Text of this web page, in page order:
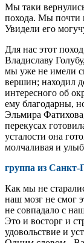
Мы таки
похода. Мы почти
Увидели его
Для нас этот
Владиславу
мы уже не имели
вершин; находил
интересного об
ему благодарны,
Эльмира
перекусах
усталости она
молчаливая и
группа из Санкт-
Как мы не
наш мозг не смог
не совпадало с
Это и восторг и
удовольствие и